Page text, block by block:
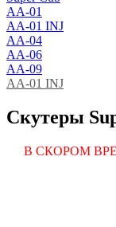
AA-01
AA-01 INJ
AA-04
AA-06
AA-09
AA-01 INJ
Скутеры
В СКОРОМ